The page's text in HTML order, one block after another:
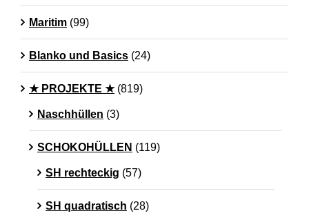
Maritim (99)
Blanko und Basics (24)
★ PROJEKTE ★ (819)
Naschhüllen (3)
SCHOKOHÜLLEN (119)
SH rechteckig (57)
SH quadratisch (28)